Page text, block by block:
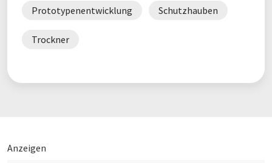
stetig besser zu werden und jederzeit höchste Qualität zu
Die Einhaltung aller Gesetze, Normen und Regeln ist für uns
modernen, sicheren Arbeitsplätzen erfüllt HTI nicht nur die
gesetzlichen Anforderungen, sondern bietet auch attraktive
Prototypenentwicklung Schutzhauben
Trockner
Anzeigen